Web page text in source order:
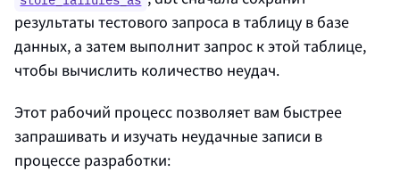
результаты тестового запроса в таблицу в базе
данных, а затем выполнит запрос к этой таблице,
чтобы вычислить количество неудач.
Этот рабочий процесс позволяет вам быстрее
запрашивать и изучать неудачные записи в
процессе разработки: